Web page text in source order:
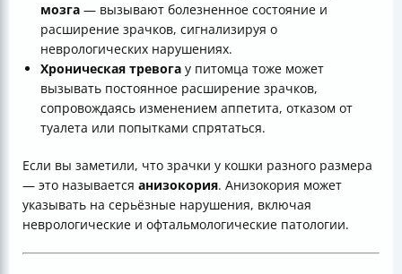
мозга — вызывают болезненное состояние и
расширение зрачков, сигнализируя о
неврологических нарушениях.
Хроническая тревога у питомца тоже может
вызывать постоянное расширение зрачков,
сопровождаясь изменением аппетита, отказом от
туалета или попытками спрятаться.
Если вы заметили, что зрачки у кошки разного размера
— это называется анизокория. Анизокория может
указывать на серьёзные нарушения, включая
неврологические и офтальмологические патологии.